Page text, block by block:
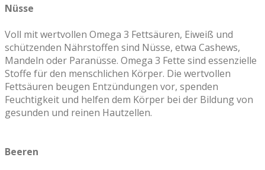
Nüsse
Voll mit wertvollen Omega 3 Fettsäuren, Eiweiß und
schützenden Nährstoffen sind Nüsse, etwa Cashews,
Mandeln oder Paranüsse. Omega 3 Fette sind essenzielle
Stoffe für den menschlichen Körper. Die wertvollen
Fettsäuren beugen Entzündungen vor, spenden
Feuchtigkeit und helfen dem Körper bei der Bildung von
gesunden und reinen Hautzellen.
Beeren